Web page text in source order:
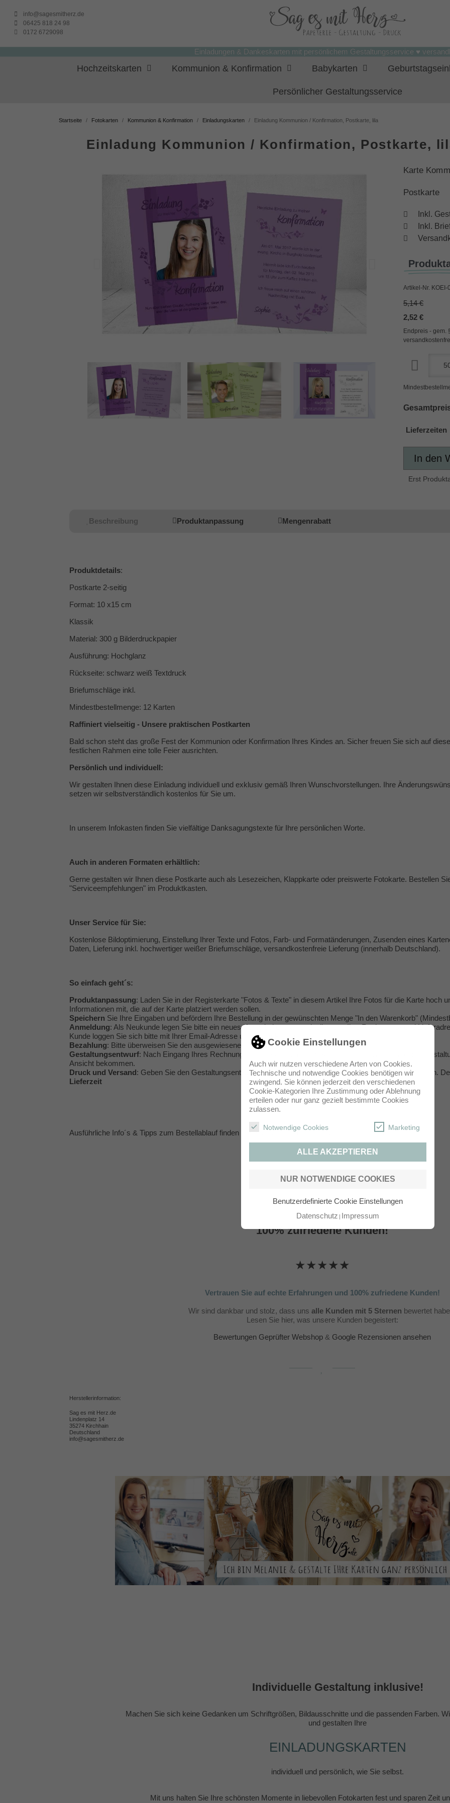
Cookie Einstellungen
Auch wir nutzen verschiedene Arten von Cookies.
Technische und notwendige Cookies benötigen wir
zwingend. Sie können jederzeit den verschiedenen
Cookie-Kategorien Ihre Zustimmung oder Ablehnung
erteilen oder nur ganz gezielt bestimmte Cookies
zulassen.
Notwendige Cookies Marketing
ALLE AKZEPTIEREN
NUR NOTWENDIGE COOKIES
Benutzerdefinierte Cookie Einstellungen
Datenschutz Impressum
info@sagesmitherz.de
06425 818 24 98
0172 6729098
Einladungen & Dankeskarten mit persönlichem Gestaltungsservice ♥
Hochzeitskarten Kommunion & Konfirmation Babykarten
Persönlicher Gestaltungsservice
Startseite Fotokarten Kommunion & Konfirmation Einladungskarten Einladung Kommunion / Konfirmation, Postkarte, lila
Einladung Kommunion / Konfirmation, Postkarte,
Karte
Postkarte
Inkl.
Inkl.
Artikel-Nr. KOEI-
5,14 €
2,52 €
Endpreis - gem.
Lieferzeiten
In den
Erst
Beschreibung Produktanpassung Mengenrabatt
Produktdetails:
Postkarte 2-seitig
Format: 10 x15 cm
Klassik
Material: 300 g Bilderdruckpapier
Ausführung: Hochglanz
Rückseite: schwarz weiß Textdruck
Briefumschläge inkl.
Mindestbestellmenge: 12 Karten
Raffiniert vielseitig - Unsere praktischen Postkarten
Bald schon steht das große Fest der Kommunion oder Konfirmation Ihres Kindes an. Sicher freuen Sie sich auf
festlichen Rahmen eine tolle Feier ausrichten.
Persönlich und individuell:
Wir gestalten Ihnen diese Einladung individuell und exklusiv gemäß Ihren Wunschvorstellungen. Ihre
setzen wir selbstverständlich kostenlos für Sie um.
In unserem Infokasten finden Sie vielfältige Danksagungstexte für Ihre persönlichen Worte.
Auch in anderen Formaten erhältlich:
Gerne gestalten wir Ihnen diese Postkarte auch als Lesezeichen, Klappkarte oder preiswerte Fotokarte. Bestellen
"Serviceempfehlungen" im Produktkasten.
Unser Service für Sie:
Kostenlose Bildoptimierung, Einstellung Ihrer Texte und Fotos, Farb- und Formatänderungen, Zusenden eines
Daten, Lieferung inkl. hochwertiger weißer Briefumschläge, versandkostenfreie Lieferung (innerhalb Deutschland).
So einfach geht´s:
Produktanpassung: Laden Sie in der Registerkarte "Fotos & Texte" in diesem Artikel Ihre Fotos für die Karte hoch
Informationen mit, die auf der Karte platziert werden sollen.
Speichern Sie Ihre Eingaben und befördern Ihre Bestellung in der gewünschten Menge "In den Warenkorb"
Anmeldung: Als Neukunde legen Sie bitte ein neues Konto bei uns an und teilen uns Ihre Rechnungs- und
Kunde loggen Sie sich bitte mit Ihrer Email-Adresse und Ihrem Passwort ein.
Bezahlung: Bitte überweisen Sie den ausgewiesenen Rechnungsbetrag auf unser Konto.
Gestaltungsentwurf: Nach Eingang Ihres Rechnungsbetrages auf unserem Konto erstellen wir Ihnen einen
Ansicht bekommen.
Druck und Versand: Geben Sie den Gestaltungsentwurf frei, werden Ihre Karten gedruckt und kostenlos (innerh.
Lieferzeit
Ausführliche Info´s & Tipps zum Bestellablauf finden Sie in unserem Infokasten unter Bestellablauf .
100% zufriedene Kunden!
★★★★★
Vertrauen Sie auf echte Erfahrungen und 100% zufriedene Kunden!
Wir sind dankbar und stolz, dass uns alle Kunden mit 5 Sternen bewertet
Lesen Sie hier, was unsere Kunden begeistert:
Bewertungen Geprüfter Webshop & Google Rezensionen ansehen
Herstellerinformation:
Sag es mit Herz.de
Lindenplatz 14
35274 Kirchhain
Deutschland
info@sagesmitherz.de
Individuelle Gestaltung inklusive!
Machen Sie sich keine Gedanken um Schriftgrößen, Bildausschnitte und die passenden Farben.
und gestalten Ihre
EINLADUNGSKARTEN
individuell und persönlich, wie Sie selbst.
Mit uns halten Sie Ihre schönsten Momente in liebevollen Fotokarten fest und sparen Zeit